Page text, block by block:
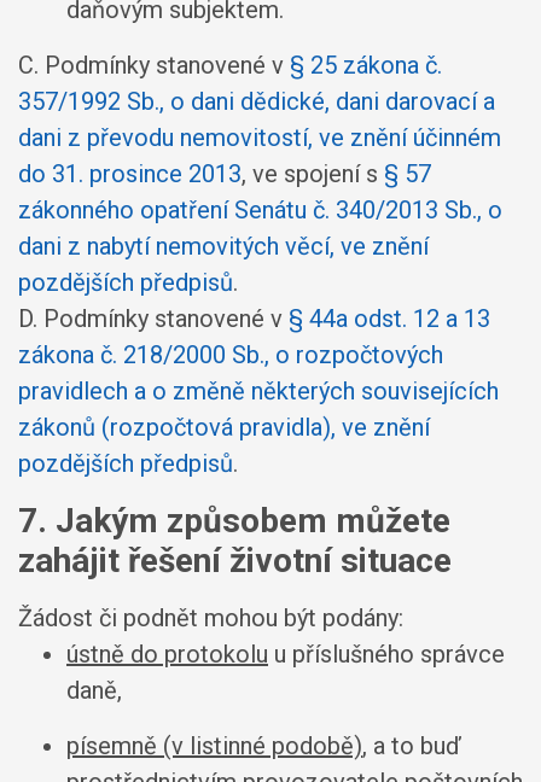
daňovým subjektem.
C. Podmínky stanovené v § 25 zákona č.
357/1992 Sb., o dani dědické, dani darovací a
dani z převodu nemovitostí, ve znění účinném
do 31. prosince 2013, ve spojení s § 57
zákonného opatření Senátu č. 340/2013 Sb., o
dani z nabytí nemovitých věcí, ve znění
pozdějších předpisů.
D. Podmínky stanovené v § 44a odst. 12 a 13
zákona č. 218/2000 Sb., o rozpočtových
pravidlech a o změně některých souvisejících
zákonů (rozpočtová pravidla), ve znění
pozdějších předpisů.
7. Jakým způsobem můžete
zahájit řešení životní situace
Žádost či podnět mohou být podány:
ústně do protokolu u příslušného správce
daně,
písemně (v listinné podobě), a to buď